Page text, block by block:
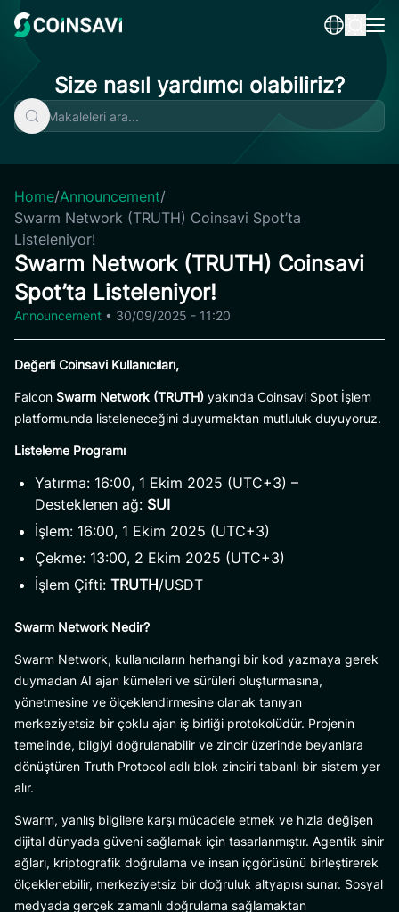
content
Size nasıl yardımcı olabiliriz?
Home/Announcement/
Swarm Network (TRUTH) Coinsavi Spot’ta
Listeleniyor!
Swarm Network (TRUTH) Coinsavi
Spot’ta Listeleniyor!
Announcement • 30/09/2025 - 11:20
Değerli Coinsavi Kullanıcıları,
Falcon Swarm Network (TRUTH) yakında Coinsavi Spot İşlem
platformunda listeleneceğini duyurmaktan mutluluk duyuyoruz.
Listeleme Programı
Yatırma: 16:00, 1 Ekim 2025 (UTC+3) –
Desteklenen ağ: SUI
İşlem: 16:00, 1 Ekim 2025 (UTC+3)
Çekme: 13:00, 2 Ekim 2025 (UTC+3)
İşlem Çifti: TRUTH/USDT
Swarm Network Nedir?
Swarm Network, kullanıcıların herhangi bir kod yazmaya gerek
duymadan AI ajan kümeleri ve sürüleri oluşturmasına,
yönetmesine ve ölçeklendirmesine olanak tanıyan
merkeziyetsiz bir çoklu ajan iş birliği protokolüdür. Projenin
temelinde, bilgiyi doğrulanabilir ve zincir üzerinde beyanlara
dönüştüren Truth Protocol adlı blok zinciri tabanlı bir sistem yer
alır.
Swarm, yanlış bilgilere karşı mücadele etmek ve hızla değişen
dijital dünyada güveni sağlamak için tasarlanmıştır. Agentik sinir
ağları, kriptografik doğrulama ve insan içgörüsünü birleştirerek
ölçeklenebilir, merkeziyetsiz bir doğruluk altyapısı sunar. Sosyal
medyada gerçek zamanlı doğrulama sağlamaktan